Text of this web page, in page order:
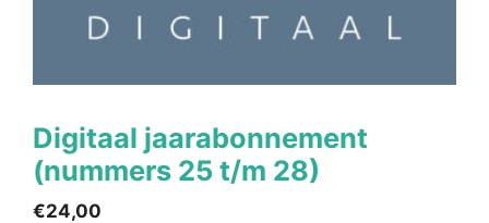
Digitaal jaarabonnement
(nummers 25 t/m 28)
€24,00